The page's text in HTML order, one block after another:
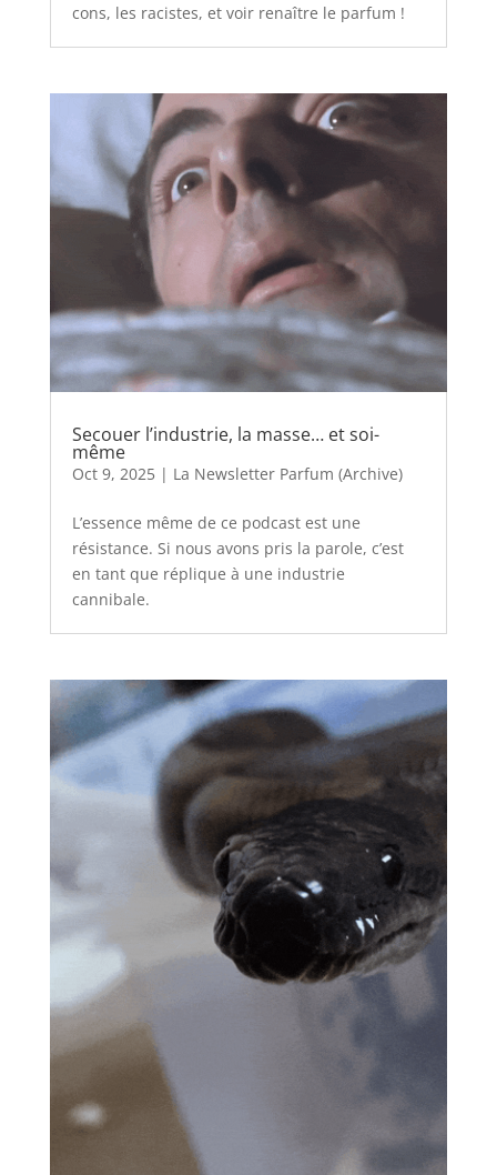
cons, les racistes, et voir renaître le parfum !
Secouer l’industrie, la masse… et soi-
même
Oct 9, 2025| La Newsletter Parfum (Archive)
L’essence même de ce podcast est une
résistance. Si nous avons pris la parole, c’est
en tant que réplique à une industrie
cannibale.